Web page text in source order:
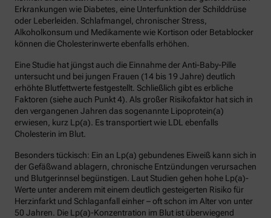
Erkrankungen wie Diabetes, eine Unterfunktion der Schilddrüse
oder Leberleiden. Schlafmangel, chronischer Stress,
Alkoholkonsum und Medikamente wie Kortison oder Betablocker
können die Cholesterinwerte ebenfalls erhöhen.
Eine Studie hat jüngst auch die Einnahme der Anti-Baby-Pille
untersucht und bei jungen Frauen (14 bis 19 Jahre) deutlich
erhöhte Blutfettwerte festgestellt. Schließlich gibt es erbliche
Faktoren (siehe auch Punkt 4). Als großer Risikofaktor hat sich in
den vergangenen Jahren das sogenannte Lipoprotein(a)
erwiesen, kurz Lp(a). Es transportiert wie LDL ebenfalls
Cholesterin im Blut.
Besonders tückisch: Ein an Lp(a) gebundenes Eiweiß kann sich in
der Gefäßwand ablagern, chronische Entzündungen verursachen
und Blutgerinnsel begünstigen. Laut Studien gehen hohe Lp(a)-
Werte unter anderem mit einem deutlich gesteigerten Risiko für
Herzinfarkt und Schlaganfall einher – oft schon im Alter von unter
50 Jahren. Die Lp(a)-Konzentration im Blut ist überwiegend